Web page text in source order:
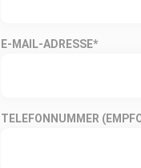
E-MAIL-ADRESSE*
TELEFONNUMMER